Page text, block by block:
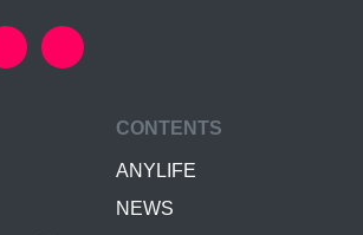
CONTENTS
ANYLIFE
NEWS